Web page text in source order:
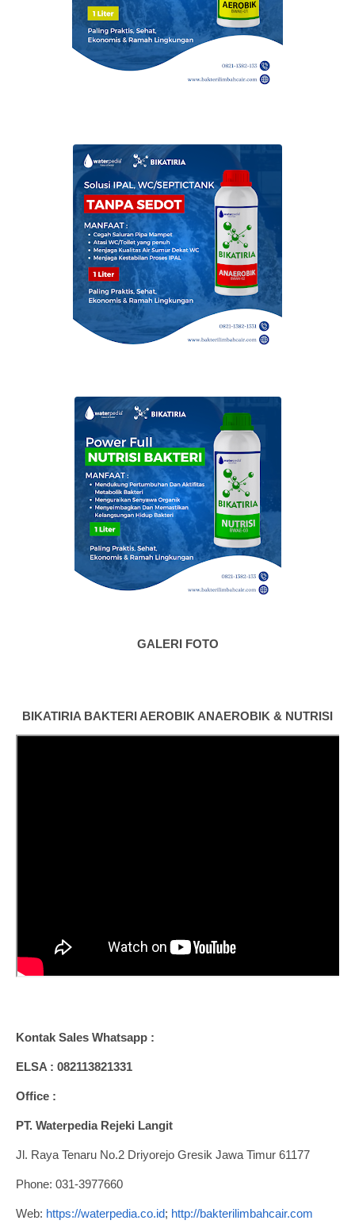
GALERI FOTO
BIKATIRIA BAKTERI AEROBIK ANAEROBIK & NUTRISI
Kontak Sales Whatsapp :
ELSA : 082113821331
Office :
PT. Waterpedia Rejeki Langit
Jl. Raya Tenaru No.2 Driyorejo Gresik Jawa Timur 61177
Phone: 031-3977660
Web: https://waterpedia.co.id; http://bakterilimbahcair.com